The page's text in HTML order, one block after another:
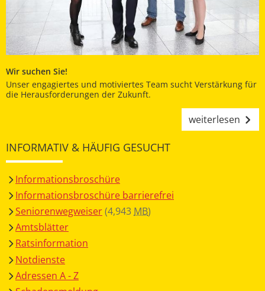
Wir suchen Sie!
Unser engagiertes und motiviertes Team sucht Verstärkung für
die Herausforderungen der Zukunft.
weiterlesen
INFORMATIV & HÄUFIG GESUCHT
Informationsbroschüre
Informationsbroschüre barrierefrei
Seniorenwegweiser(4,943 MB)
Amtsblätter
Ratsinformation
Notdienste
Adressen A - Z